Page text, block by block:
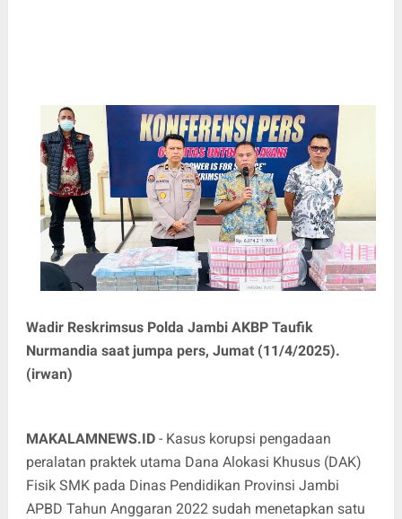
Wadir Reskrimsus Polda Jambi AKBP Taufik
Nurmandia saat jumpa pers, Jumat (11/4/2025).
(irwan)
MAKALAMNEWS.ID - Kasus korupsi pengadaan
peralatan praktek utama Dana Alokasi Khusus (DAK)
Fisik SMK pada Dinas Pendidikan Provinsi Jambi
APBD Tahun Anggaran 2022 sudah menetapkan satu